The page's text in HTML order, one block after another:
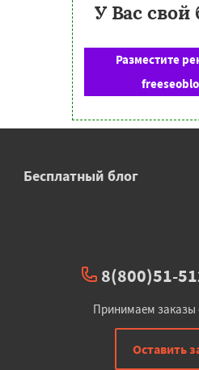
У Вас свой
Разместите
Бесплатный блог
8(800)51-
Принимаем заказы
Оставить